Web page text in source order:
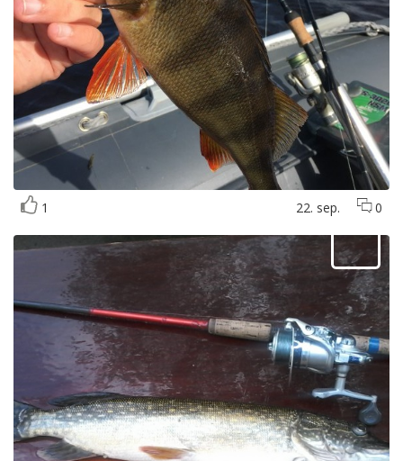
1 22. sep. 0